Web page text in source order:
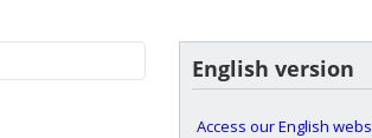
English version
Access our English